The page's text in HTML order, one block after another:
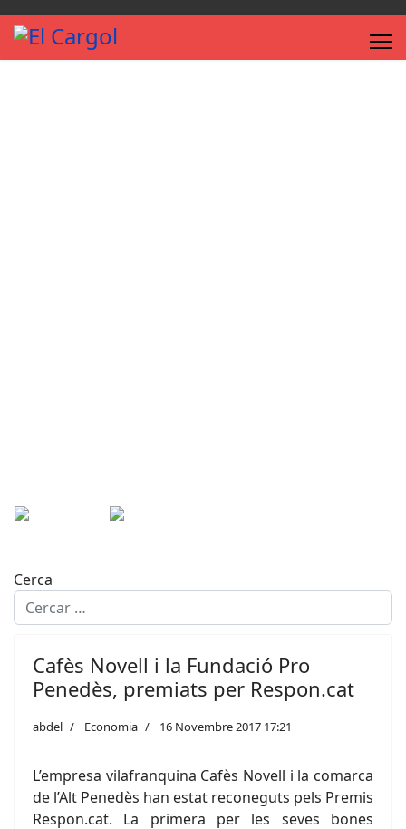
Cerca
Cafès Novell i la Fundació Pro
Penedès, premiats per Respon.cat
abdel Economia 16 Novembre 2017 17:21
L’empresa vilafranquina Cafès Novell i la comarca
de l’Alt Penedès han estat reconeguts pels Premis
Respon.cat. La primera per les seves bones